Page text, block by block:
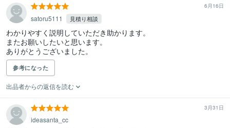
6月16日
satoru5111 見積り相談
わかりやすく説明していただき助かります。
またお願いしたいと思います。
ありがとうございました。
参考になった
出品者からの返信を読む
3月31日
ideasanta_cc